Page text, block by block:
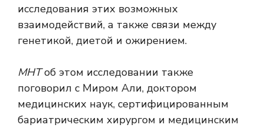
исследования этих возможных
взаимодействий, а также связи между
генетикой, диетой и ожирением.
МНТоб этом исследовании также
поговорил с Миром Али, доктором
медицинских наук, сертифицированным
бариатрическим хирургом и медицинским